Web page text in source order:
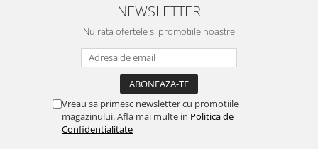
NEWSLETTER
Nu rata ofertele si promotiile noastre
Vreau sa primesc newsletter cu promotiile
magazinului. Afla mai multe in Politica de
Confidentialitate